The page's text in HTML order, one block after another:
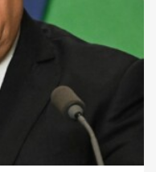
„csak az
aranyere” - és